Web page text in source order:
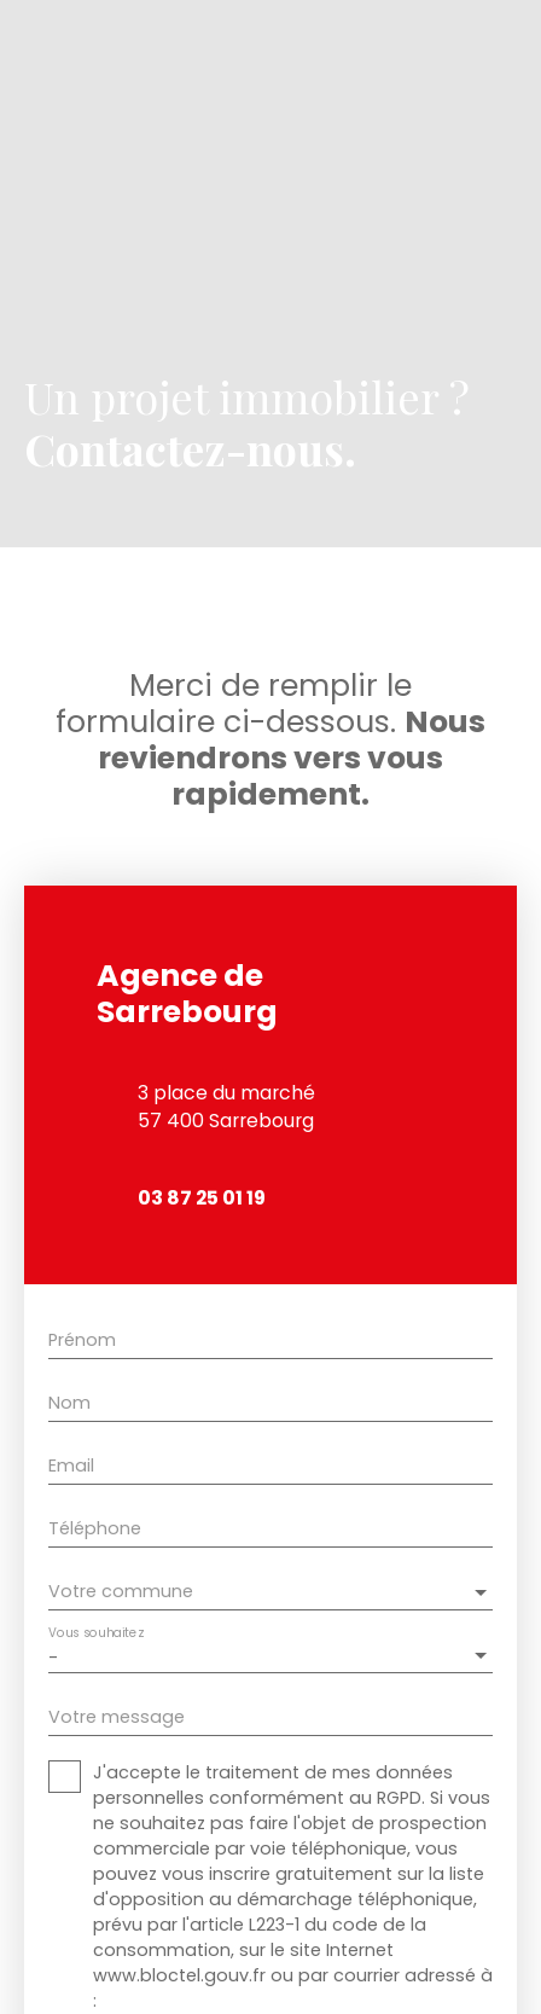
Un projet immobilier ?
Contactez-nous.
Merci de remplir le
formulaire ci-dessous. Nous
reviendrons vers vous
rapidement.
Agence de
Sarrebourg
3 place du marché
57 400 Sarrebourg
03 87 25 01 19
Prénom
Nom
Email
Téléphone
Votre commune
-
Vous souhaitez
Votre message
J'accepte le traitement de mes données
personnelles conformément au RGPD. Si vous
ne souhaitez pas faire l'objet de prospection
commerciale par voie téléphonique, vous
pouvez vous inscrire gratuitement sur la liste
d'opposition au démarchage téléphonique,
prévu par l'article L223-1 du code de la
consommation, sur le site Internet
www.bloctel.gouv.fr ou par courrier adressé à
: